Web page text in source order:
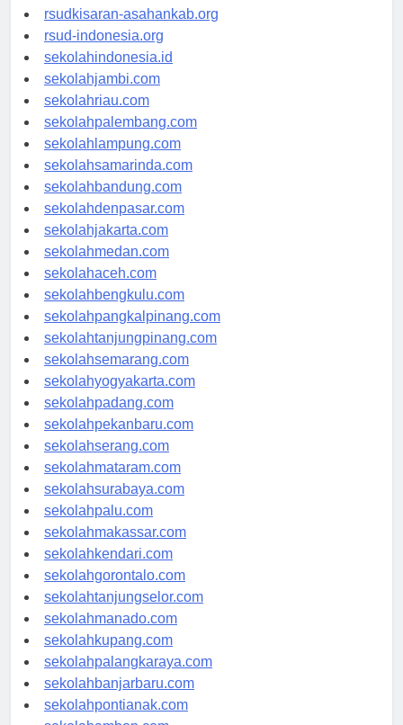
rsud-natunakab.org
rsudkisaran-asahankab.org
rsud-indonesia.org
sekolahindonesia.id
sekolahjambi.com
sekolahriau.com
sekolahpalembang.com
sekolahlampung.com
sekolahsamarinda.com
sekolahbandung.com
sekolahdenpasar.com
sekolahjakarta.com
sekolahmedan.com
sekolahaceh.com
sekolahbengkulu.com
sekolahpangkalpinang.com
sekolahtanjungpinang.com
sekolahsemarang.com
sekolahyogyakarta.com
sekolahpadang.com
sekolahpekanbaru.com
sekolahserang.com
sekolahmataram.com
sekolahsurabaya.com
sekolahpalu.com
sekolahmakassar.com
sekolahkendari.com
sekolahgorontalo.com
sekolahtanjungselor.com
sekolahmanado.com
sekolahkupang.com
sekolahpalangkaraya.com
sekolahbanjarbaru.com
sekolahpontianak.com